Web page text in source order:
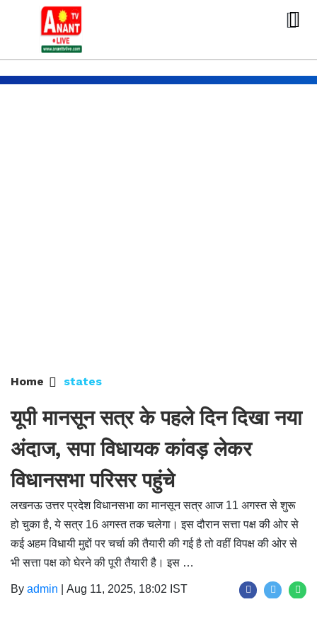
Home states
यूपी मानसून सत्र के पहले दिन दिखा नया
अंदाज, सपा विधायक कांवड़ लेकर
विधानसभा परिसर पहुंचे
लखनऊ उत्तर प्रदेश विधानसभा का मानसून सत्र आज 11 अगस्त से शुरू
हो चुका है, ये सत्र 16 अगस्त तक चलेगा। इस दौरान सत्ता पक्ष की ओर से
कई अहम विधायी मुद्दों पर चर्चा की तैयारी की गई है तो वहीं विपक्ष की ओर से
भी सत्ता पक्ष को घेरने की पूरी तैयारी है। इस …
By admin Aug 11, 2025, 18:02 IST